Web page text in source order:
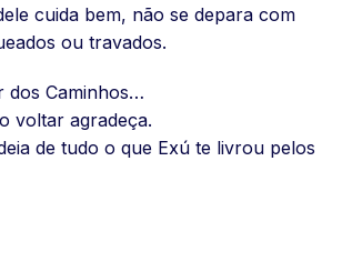
cuida bem, não se depara com
ou travados.
dos Caminhos…
voltar agradeça.
de tudo o que Exú te livrou pelos